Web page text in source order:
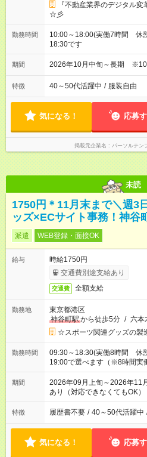
『不動産業界のデジタル
☆彡
勤務時間
10:00～18:00(実働7時間 休
18:30です
期間 2026年10月中旬～長期 ※10
特徴 40～50代活躍中 / 服装自由
気になる！ 応募
掲載元企業名 パーソルテン
未読
1750円＊11月末まで＼週3
ッズ×ECサイト事務！神谷
派遣 WEB登録・面接OK
給与
時給1750円
交通費別途支給あり
交通費 全額支給
勤務地
東京都港区
神谷町駅から徒歩5分 / 六本
☆スポーツ関連グッズの製
勤務時間
09:30～18:30(実働8時間 休
19:00で選べます（※8時間実
期間
2026年09月上旬～2026年11
あり（対応できなくてもOK）
特徴 履歴書不要 / 40～50代活躍中
気になる！ 応募